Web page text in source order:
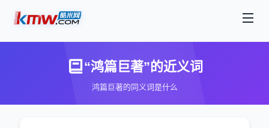
“鸿篇巨著”的近义词
鸿篇巨著的同义词是什么